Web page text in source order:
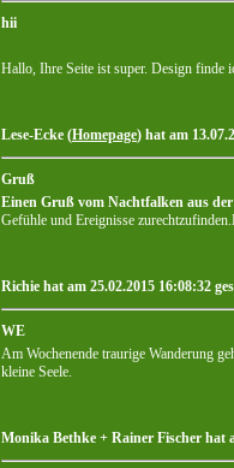
hii
Hallo, Ihre Seite ist super. Design finde
Lese-Ecke (Homepage) hat am
Gruß
Einen Gruß vom Nachtfalken aus
Gefühle und Ereignisse
Richie hat am 25.02.2015 16:08:32
WE
Am Wochenende traurige Wanderung
kleine Seele.
Monika Bethke + Rainer Fischer hat